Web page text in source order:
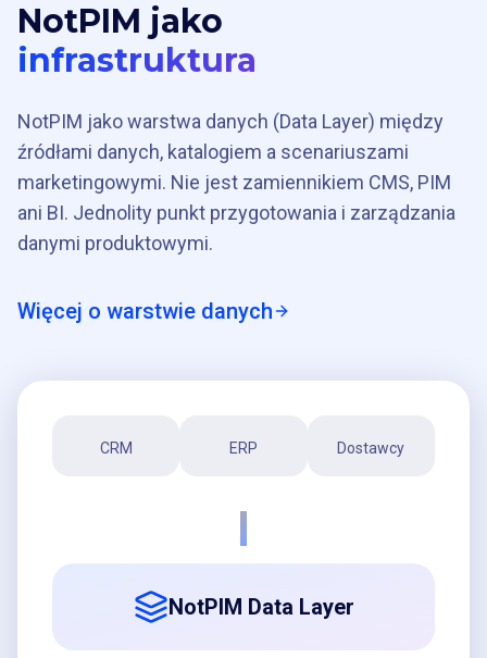
NotPIM jako
infrastruktura
NotPIM jako warstwa danych (Data Layer) między
źródłami danych, katalogiem a scenariuszami
marketingowymi. Nie jest zamiennikiem CMS, PIM
ani BI. Jednolity punkt przygotowania i zarządzania
danymi produktowymi.
Więcej o warstwie danych
CRM ERP Dostawcy
NotPIM Data Layer